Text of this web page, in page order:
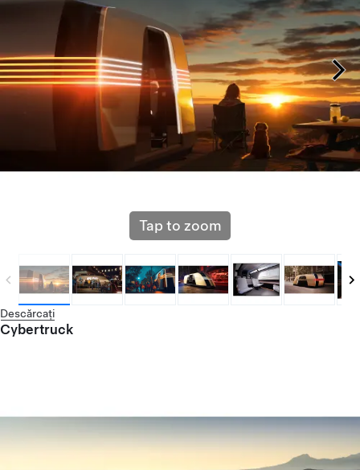
Tap to zoom
Descărcați
Cybertruck